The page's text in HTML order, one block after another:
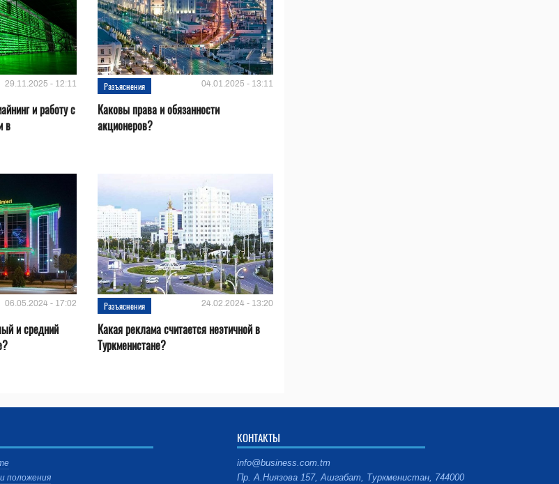
29.11.2025 - 12:11
и работу с
в
Разъяснения 04.01.2025 - 13:11
Каковы права и обязанности
акционеров?
06.05.2024 - 17:02
и средний
Разъяснения 24.02.2024 - 13:20
Какая реклама считается неэтичной в
Туркменистане?
положения
КОНТАКТЫ
info@business.com.tm
Пр. А.Ниязова 157, Ашгабат, Туркменистан, 744000